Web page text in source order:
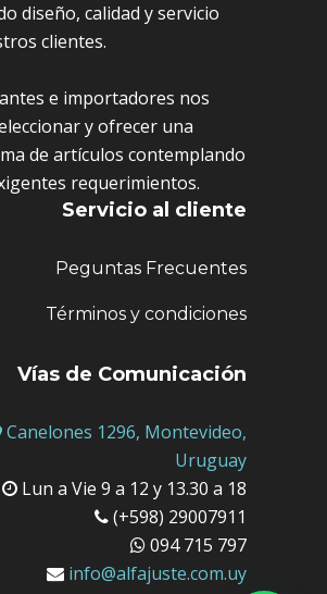
diseño, calidad y servicio
clientes.
e importadores nos
y ofrecer una
de artículos contemplando
requerimientos.
Servicio al cliente
Peguntas Frecuentes
Términos y condiciones
Vías de Comunicación
Canelones 1296, Montevideo,
Uruguay
Lun a Vie 9 a 12 y 13.30 a 18
(+598) 29007911
094 715 797
info@alfajuste.com.uy